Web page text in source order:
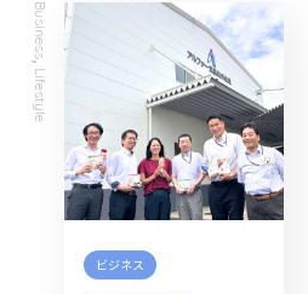
Business
,
Lifestyle
ビジネス